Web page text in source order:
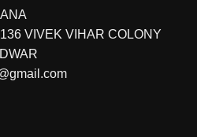
VIVEK VIHAR COLONY